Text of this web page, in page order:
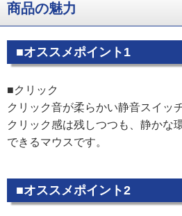
商品の魅力
■オススメポイント1
■クリック
クリック音が柔らかい静音スイッ
クリック感は残しつつも、静かな
できるマウスです。
■オススメポイント2